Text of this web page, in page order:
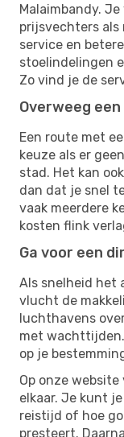
Malaimbandy.
prijsvechters als
service en
stoelindelingen
Zo vind je de
Overweeg
Een route met
keuze als er
stad. Het kan
dan dat je snel
vaak meerdere
kosten flink
Ga voor een
Als snelheid het
vlucht de
luchthavens
met
op je
Op onze
elkaar. Je kunt
reistijd of hoe
presteert. Daarna